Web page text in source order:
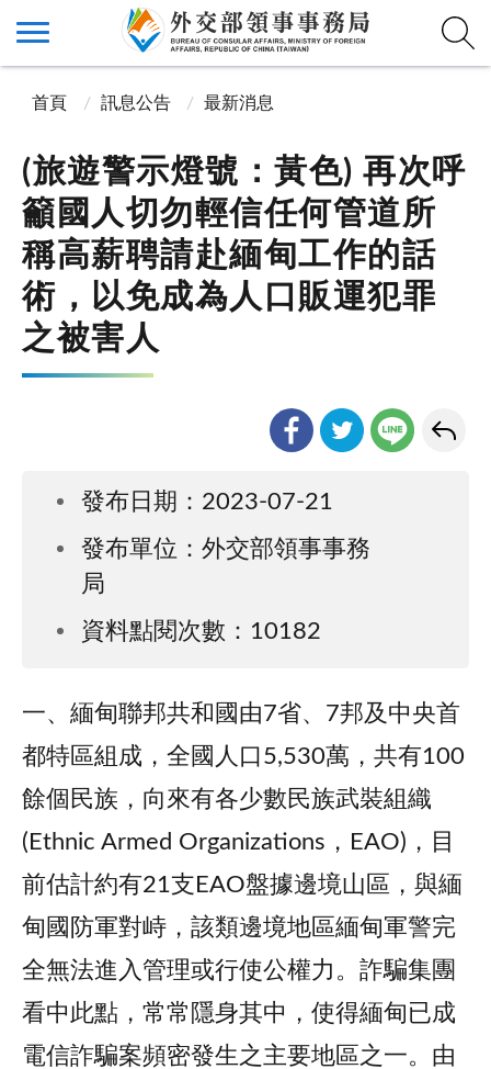
首頁 訊息公告 最新消息
(旅遊警示燈號：黃色) 再次呼
籲國人切勿輕信任何管道所
稱高薪聘請赴緬甸工作的話
術，以免成為人口販運犯罪
之被害人
發布日期：2023-07-21
發布單位：外交部領事事務
局
資料點閱次數：10182
一、緬甸聯邦共和國由7省、7邦及中央首
都特區組成，全國人口5,530萬，共有100
餘個民族，向來有各少數民族武裝組織
(Ethnic Armed Organizations，EAO)，目
前估計約有21支EAO盤據邊境山區，與緬
甸國防軍對峙，該類邊境地區緬甸軍警完
全無法進入管理或行使公權力。詐騙集團
看中此點，常常隱身其中，使得緬甸已成
電信詐騙案頻密發生之主要地區之一。由